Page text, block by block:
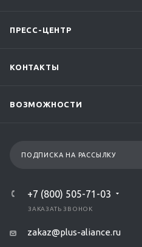
ПРЕСС-ЦЕНТР
КОНТАКТЫ
ВОЗМОЖНОСТИ
ПОДПИСКА НА РАССЫЛКУ
+7 (800) 505-71-03
ЗАКАЗАТЬ ЗВОНОК
zakaz@plus-aliance.ru